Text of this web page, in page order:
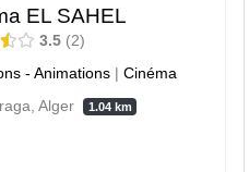
EL SAHEL
3.5 2
- Animations |Cinéma
Alger
1.04 km